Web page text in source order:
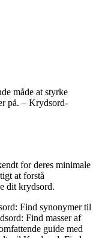
måde at styrke
på. – Krydsord-
for deres minimale
at forstå
dit krydsord.
Find synonymer til
Find masser af
guide med